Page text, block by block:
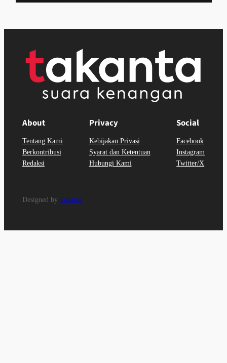
About
Tentang Kami
Berkontribusi
Redaksi
Privacy
Kebijakan Privasi
Syarat dan Ketentuan
Hubungi Kami
Social
Facebook
Instagram
Twitter/X
Designed by Takanta